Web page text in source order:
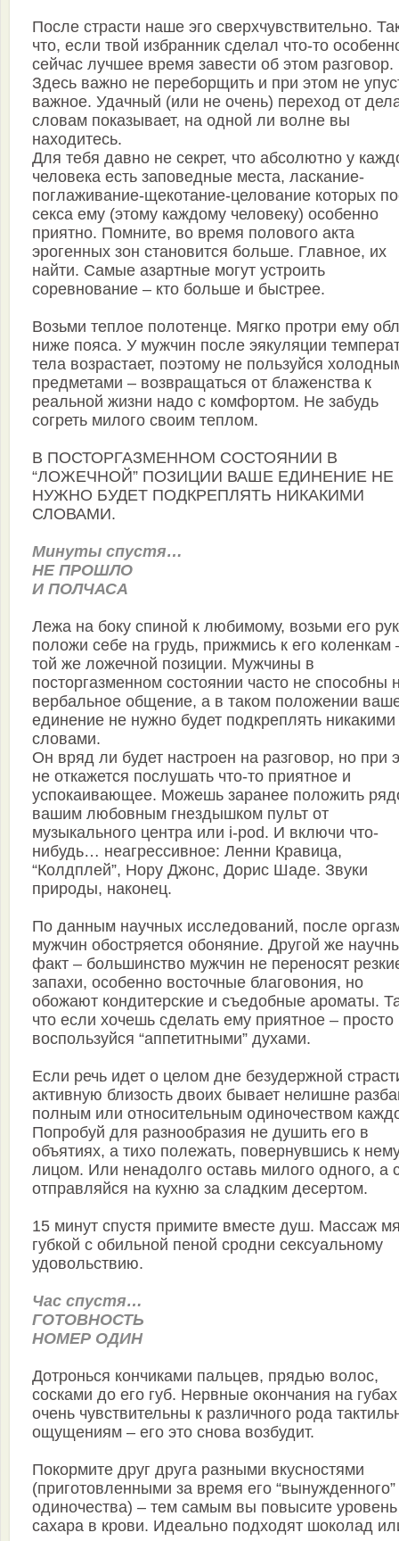
После страсти наше эго сверхчувствительно.
что, если твой избранник сделал что-то
сейчас лучшее время завести об этом разговор.
Здесь важно не переборщить и при этом не
важное. Удачный (или не очень) переход от
словам показывает, на одной ли волне вы
находитесь.
Для тебя давно не секрет, что абсолютно у
человека есть заповедные места, ласкание-
поглаживание-щекотание-целование которых
секса ему (этому каждому человеку) особенно
приятно. Помните, во время полового акта
эрогенных зон становится больше. Главное, их
найти. Самые азартные могут устроить
соревнование – кто больше и быстрее.
Возьми теплое полотенце. Мягко протри ему
ниже пояса. У мужчин после эякуляции
тела возрастает, поэтому не пользуйся
предметами – возвращаться от блаженства к
реальной жизни надо с комфортом. Не забудь
согреть милого своим теплом.
В ПОСТОРГАЗМЕННОМ СОСТОЯНИИ В
“ЛОЖЕЧНОЙ” ПОЗИЦИИ ВАШЕ ЕДИНЕНИЕ НЕ
НУЖНО БУДЕТ ПОДКРЕПЛЯТЬ НИКАКИМИ
СЛОВАМИ.
Минуты спустя…
НЕ ПРОШЛО
И ПОЛЧАСА
Лежа на боку спиной к любимому, возьми его
положи себе на грудь, прижмись к его коленкам
той же ложечной позиции. Мужчины в
посторгазменном состоянии часто не способны
вербальное общение, а в таком положении
единение не нужно будет подкреплять никакими
словами.
Он вряд ли будет настроен на разговор, но при
не откажется послушать что-то приятное и
успокаивающее. Можешь заранее положить
вашим любовным гнездышком пульт от
музыкального центра или i-pod. И включи что-
нибудь… неагрессивное: Ленни Кравица,
“Колдплей”, Нору Джонс, Дорис Шаде. Звуки
природы, наконец.
По данным научных исследований, после
мужчин обостряется обоняние. Другой же
факт – большинство мужчин не переносят
запахи, особенно восточные благовония, но
обожают кондитерские и съедобные ароматы.
что если хочешь сделать ему приятное – просто
воспользуйся “аппетитными” духами.
Если речь идет о целом дне безудержной
активную близость двоих бывает нелишне
полным или относительным одиночеством
Попробуй для разнообразия не душить его в
объятиях, а тихо полежать, повернувшись к
лицом. Или ненадолго оставь милого одного, а
отправляйся на кухню за сладким десертом.
15 минут спустя примите вместе душ. Массаж
губкой с обильной пеной сродни сексуальному
удовольствию.
Час спустя…
ГОТОВНОСТЬ
НОМЕР ОДИН
Дотронься кончиками пальцев, прядью волос,
сосками до его губ. Нервные окончания на губах
очень чувствительны к различного рода
ощущениям – его это снова возбудит.
Покормите друг друга разными вкусностями
(приготовленными за время его “вынужденного”
одиночества) – тем самым вы повысите уровень
сахара в крови. Идеально подходят шоколад